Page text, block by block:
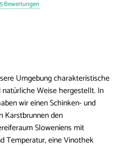
Bewertungen
Umgebung charakteristische
Weise hergestellt. In
wir einen Schinken- und
Karstbrunnen den
Sloweniens mit
Temperatur, eine Vinothek